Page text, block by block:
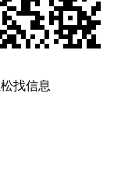
找信息